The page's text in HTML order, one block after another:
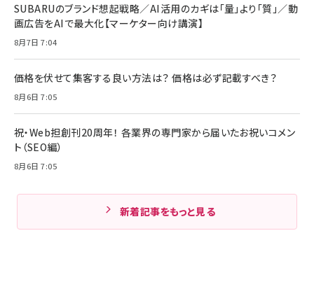
SUBARUのブランド想起戦略／AI活用のカギは「量」より「質」／動
画広告をAIで最大化【マーケター向け講演】
8月7日 7:04
価格を伏せて集客する良い方法は？ 価格は必ず記載すべき？
8月6日 7:05
祝・Web担創刊20周年！ 各業界の専門家から届いたお祝いコメン
ト（SEO編）
8月6日 7:05
新着記事をもっと見る